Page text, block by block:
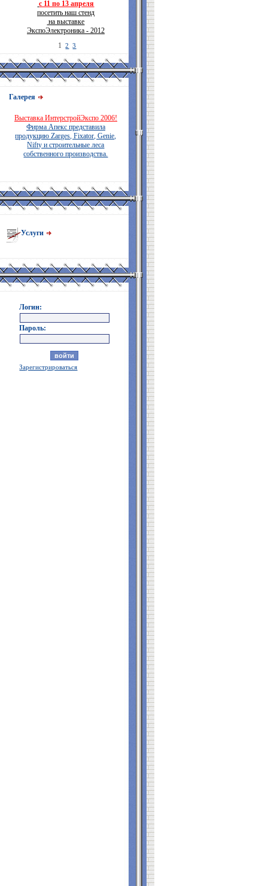
с 11 по 13 апреля
посетить наш стенд
на выставке
ЭкспоЭлектроника - 2012
1
2 3
Галерея
Выставка ИнтерстройЭкспо 2006!
Фирма Апекс представила
продукцию Zarges, Fixator, Genie,
Nifty и строительные леса
собственного производства.
Услуги
Логин:
Пароль:
Зарегистрироваться